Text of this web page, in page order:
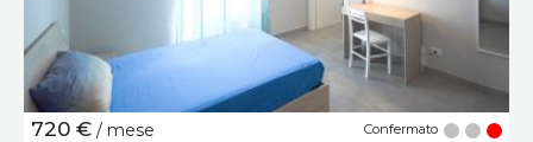
720 € / mese Confermato